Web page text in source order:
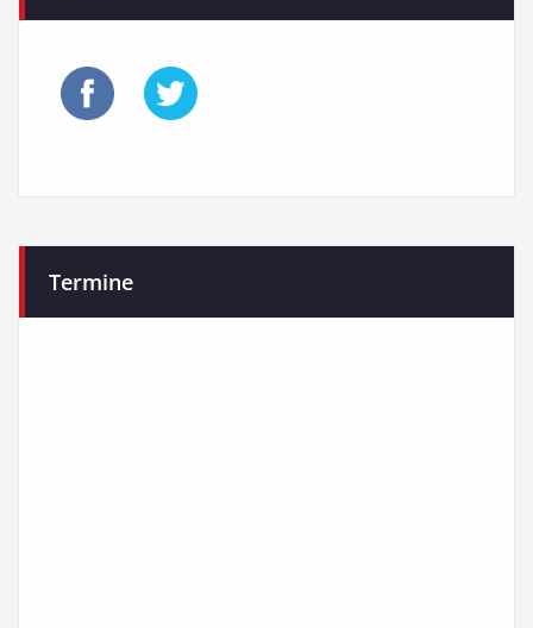
Termine